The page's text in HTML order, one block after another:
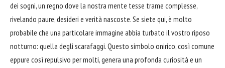
dei sogni, un regno dove la nostra mente tesse trame complesse,
rivelando paure, desideri e verità nascoste. Se siete qui, è molto
probabile che una particolare immagine abbia turbato il vostro riposo
notturno: quella degli scarafaggi. Questo simbolo onirico, così comune
eppure così repulsivo per molti, genera una profonda curiosità e un